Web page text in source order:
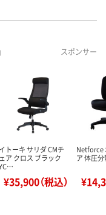
スポンサー
イトーキ サリダ CMチ
ェア クロス ブラック
¥35,900（税込）
Netforce
ア 体圧